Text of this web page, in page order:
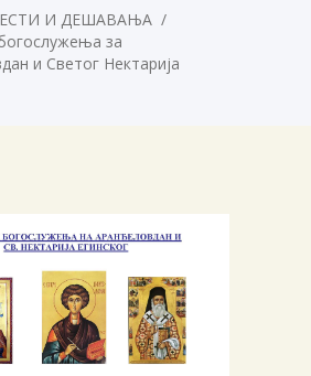
И ДЕШАВАЊА /
за
и Светог Нектарија